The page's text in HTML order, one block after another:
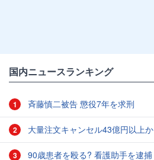
国内ニュースランキング
1 斉藤慎二被告 懲役7年を求刑
2 大量注文キャンセル43億円以上か
3 90歳患者を殴る? 看護助手を逮捕